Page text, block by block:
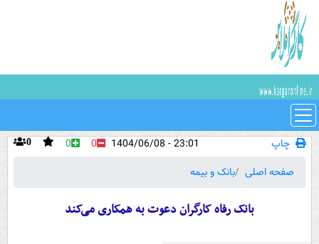
چاپ 0 0 0
23:01 - 1404/06/08
صفحه اصلی
بانک و بیمه
بانک رفاه کارگران دعوت به همکاری می‌کند